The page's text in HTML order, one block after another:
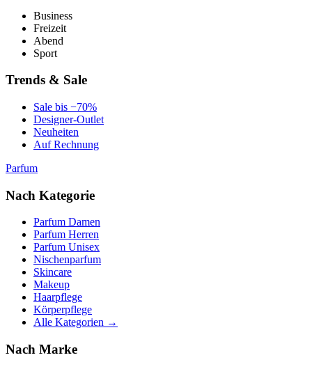
Business
Freizeit
Abend
Sport
Trends & Sale
Sale bis −70%
Designer-Outlet
Neuheiten
Auf Rechnung
Parfum
Nach Kategorie
Parfum Damen
Parfum Herren
Parfum Unisex
Nischenparfum
Skincare
Makeup
Haarpflege
Körperpflege
Alle Kategorien →
Nach Marke